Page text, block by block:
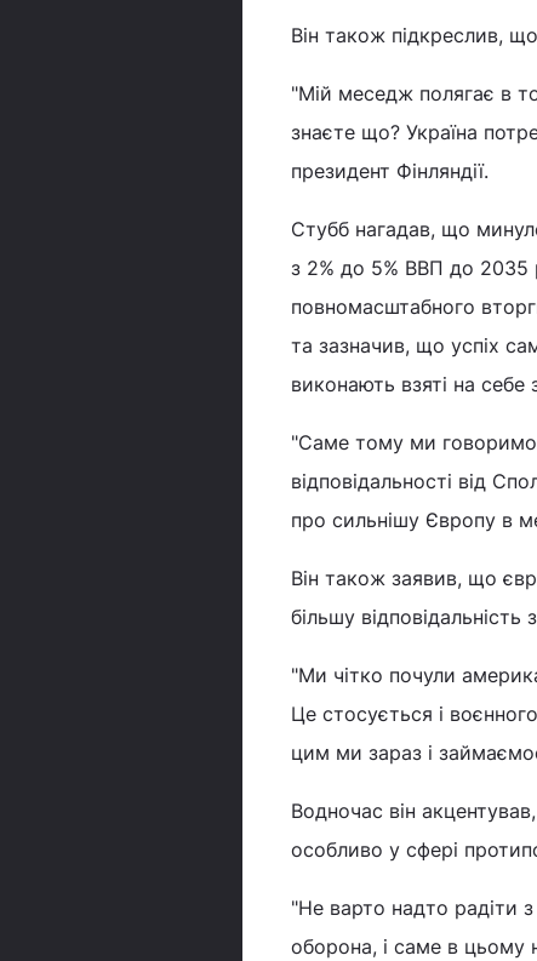
Він також підкреслив,
"Мій меседж полягає в
знаєте що? Україна
президент Фінляндії.
Стубб нагадав, що
з 2% до 5% ВВП до 2035
повномасштабного
та зазначив, що успіх
виконають взяті на себе
"Саме тому ми
відповідальності від
про сильнішу Європу в
Він також заявив, що
більшу
"Ми чітко почули
Це стосується і
цим ми зараз і
Водночас він
особливо у сфері
"Не варто надто радіти
оборона, і саме в цьому